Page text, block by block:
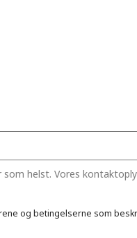
som helst. Vores
og betingelserne som